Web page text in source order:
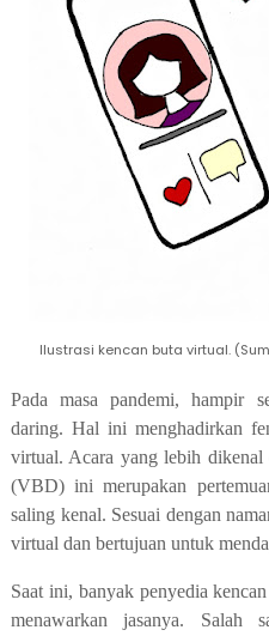
Ilustrasi kencan buta virtual.
Pada masa pandemi,
hampir
daring. Hal ini menghadirkan
virtual. Acara yang lebih dikenal
(VBD)ini merupakan
saling kenal. Sesuai dengan
virtual dan bertujuan untuk
Saat ini, banyak penyedia
menawarkan jasanya. Salah